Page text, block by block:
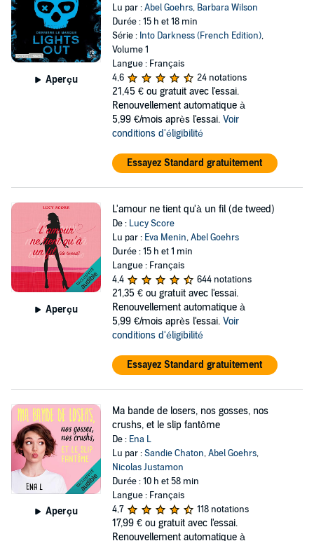
Aperçu
Lu par :Abel Goehrs, Barbara Wilson
Durée : 15 h et 18 min
Série : Into Darkness (French Edition),
Volume 1
Langue : Français
4,6
24 notations
21,45 € ou gratuit avec l'essai.
Renouvellement automatique à
5,99 €/mois après l'essai. Voir
conditions d'éligibilité
Essayez Standard gratuitement
Aperçu
L'amour ne tient qu'à un fil (de tweed)
De : Lucy Score
Lu par : Eva Menin,Abel Goehrs
Durée : 15 h et 1 min
Langue : Français
4,4
644 notations
21,35 € ou gratuit avec l'essai.
Renouvellement automatique à
5,99 €/mois après l'essai. Voir
conditions d'éligibilité
Essayez Standard gratuitement
Aperçu
Ma bande de losers, nos gosses, nos
crushs, et le slip fantôme
De : Ena L
Lu par :Sandie Chaton,Abel Goehrs,
Nicolas Justamon
Durée : 10 h et 58 min
Langue : Français
4,7
118 notations
17,99 € ou gratuit avec l'essai.
Renouvellement automatique à